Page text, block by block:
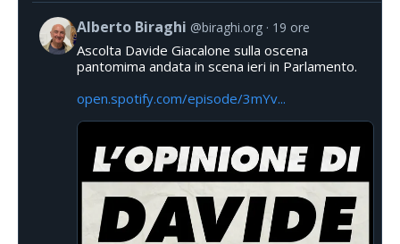
Alberto Biraghi @biraghi.org 19 ore
Ascolta Davide Giacalone sulla oscena
pantomima andata in scena ieri in Parlamento.
open.spotify.com/episode/3mYv...